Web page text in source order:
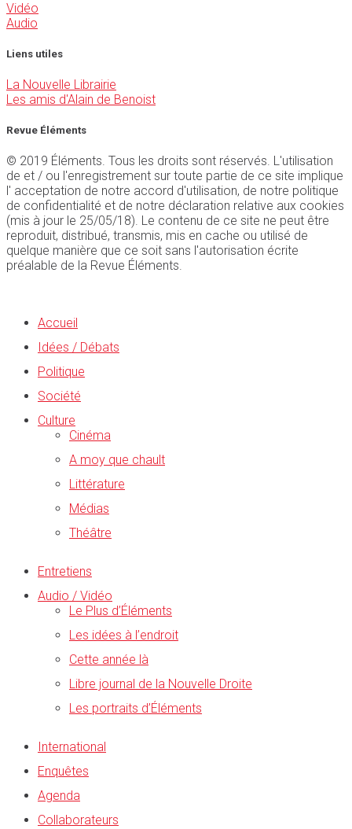
Vidéo
Audio
Liens utiles
La Nouvelle Librairie
Les amis d'Alain de Benoist
Revue Éléments
© 2019 Éléments. Tous les droits sont réservés. L'utilisation
de et / ou l'enregistrement sur toute partie de ce site implique
l' acceptation de notre accord d'utilisation, de notre politique
de confidentialité et de notre déclaration relative aux cookies
(mis à jour le 25/05/18). Le contenu de ce site ne peut être
reproduit, distribué, transmis, mis en cache ou utilisé de
quelque manière que ce soit sans l'autorisation écrite
préalable de la Revue Éléments.
Accueil
Idées / Débats
Politique
Société
Culture
Cinéma
A moy que chault
Littérature
Médias
Théâtre
Entretiens
Audio / Vidéo
Le Plus d’Éléments
Les idées à l’endroit
Cette année là
Libre journal de la Nouvelle Droite
Les portraits d’Éléments
International
Enquêtes
Agenda
Collaborateurs